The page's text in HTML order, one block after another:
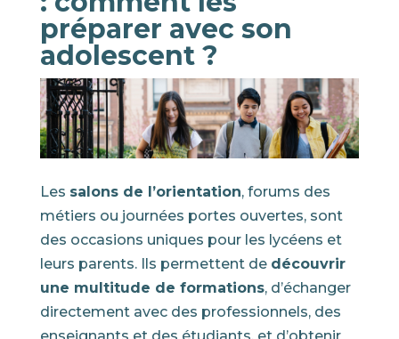
préparer avec son
adolescent ?
Les salons de l’orientation, forums des
métiers ou journées portes ouvertes, sont
des occasions uniques pour les lycéens et
leurs parents. Ils permettent de découvrir
une multitude de formations, d’échanger
directement avec des professionnels, des
enseignants et des étudiants, et d’obtenir